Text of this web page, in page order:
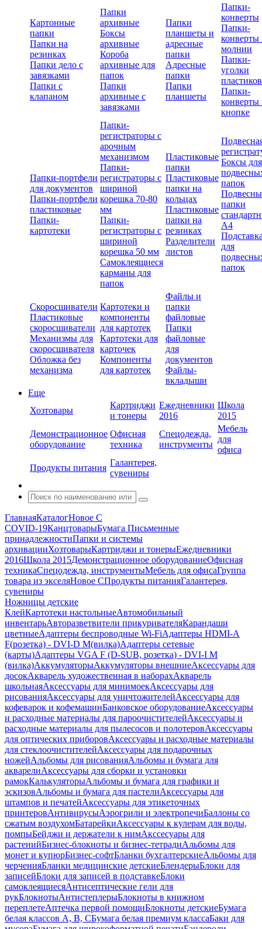
Картонные
папки
Папки на
резинках
Папки дело с
завязками
Папки с
клапаном
Папки
архивные
Боксы
архивные
Короба
архивные для
папок
Папки
архивные с
завязками
Папки
планшеты и
адресные
папки
Адресные
папки
Папки
планшеты
Папки-
конверты
Папки-
конверты
молнии
Папки-
уголки
Папки-
конверты
кнопке
Папки-портфели
для документов
Папки-портфели
пластиковые
Папки-
картотеки
Папки-
регистраторы с
арочным
механизмом
Папки-
регистраторы с
шириной
корешка 70-80
мм
Папки-
регистраторы с
шириной
корешка 50 мм
Самоклеящиеся
карманы для
папок
Пластиковые
папки
Пластиковые
папки на
кольцах
Пластиковые
папки на
резинках
Разделители
листов
Боксы для
папок
папки
А4
для
папок
Скоросшиватели
Пластиковые
скоросшиватели
Механизмы для
скоросшивателя
Обложка без
механизма
Картотеки и
компоненты
для картотек
Картотеки для
карточек
Компоненты
для картотек
Файлы и
папки
файловые
Папки
файловые
для
документов
Файлы-
вкладыши
Еще
Хозтовары
Картриджи
и тонеры
Ежедневники
2016
Школа
2015
Демонстрационное
оборудование
Офисная
техника
Спецодежда,
инструменты
Мебель
для
офиса
Продукты питания
Галантерея,
сувениры
ГлавнаяКаталогНовое С
COVID-19КанцтоварыБумага Письменные
принадлежностиПапки и системы
архивацииХозтоварыКартриджи и тонерыЕжедневники
2016Школа 2015Демонстрационное оборудованиеОфисная
техникаСпецодежда, инструментыМебель для офисаГруппа
товара из экселяНовое СПродукты питанияГалантерея,
сувениры
Ножницы детские
КлейКартотеки настольныеАвтомобильный
инвентарьАвторазветвители прикуривателяКарандаши
цветныеАдаптеры беспроводные Wi-FiАдаптеры HDMI-A
F(розетка) - DVI-D M(вилка)Адаптеры сетевые
(карты)Адаптеры VGA F (D-SUB, розетка) - DVI-I M
(вилка)АккумуляторыАккумуляторы внешниеАксессуары для
досокАкварель художественная в наборахАкварель
школьнаяАксессуары для минимоекАксессуары для
рисованияАксессуары для уничтожителейАксессуары для
кофеварок и кофемашинБанковское оборудованиеАксессуары
и расходные материалы для пароочистителейАксессуары и
расходные материалы для пылесосов и полотеровАксессуары
для оптических приборовАксессуары и расходные материалы
для стеклоочистителейАксессуары для подарочных
ножейАльбомы для рисованияАльбомы и бумага для
акварелиАксессуары для сборки и установки
рамокКалькуляторыАльбомы и бумага для графики и
эскизовАльбомы и бумага для пастелиАксессуары для
штампов и печатейАксессуары для этикеточных
принтеровАнтивирусыАэрогрили и электропечиБаллоны со
сжатым воздухомБатарейкиАксессуары к кулерам для воды,
помпыБейджи и держатели к нимАкссесуары для
растенийБизнес-блокноты и бизнес-тетрадиАльбомы для
монет и купюрБизнес-софтБланки бухгалтерскиеАльбомы для
черченияБланки медицинские детскиеБлендерыБлоки для
записейБлоки для записей в подставкеБлоки
самоклеящиесяАнтисептические гели для
рукБлокнотыАнтистеплерыБлокноты в книжном
переплетеАптечка первой помощиБлокноты детскиеБумага
белая классов А, В, СБумага белая премиум классаБаки для